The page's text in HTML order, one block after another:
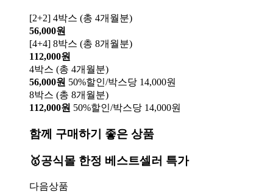
[2+2] 4박스 (총 4개월분)
56,000원
[4+4] 8박스 (총 8개월분)
112,000원
4박스 (총 4개월분)
56,000원 50%할인/박스당 14,000원
8박스 (총 8개월분)
112,000원 50%할인/박스당 14,000원
함께 구매하기 좋은 상품
🥇공식몰 한정 베스트셀러 특가
다음상품